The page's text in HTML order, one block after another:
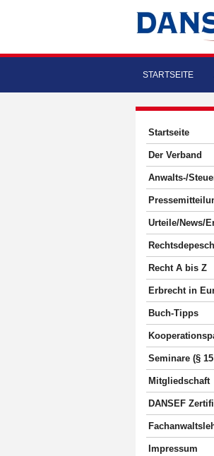
STARTSEITE
Startseite
Der Verband
Anwalts-/
Urteile/News/
Recht A bis Z
Erbrecht in
Buch-Tipps
Seminare (§
Mitgliedschaft
DANSEF
Impressum